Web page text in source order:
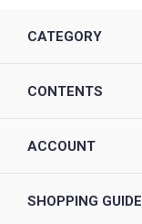
CATEGORY
CONTENTS
ACCOUNT
SHOPPING GUIDE